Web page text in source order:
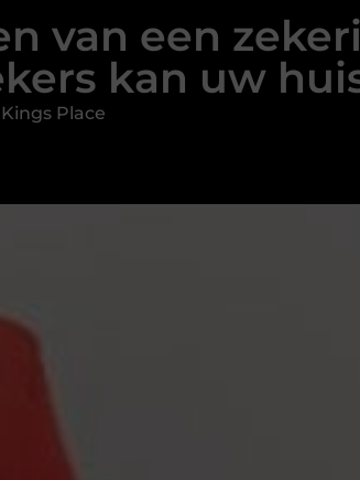
van een
kan uw
Place